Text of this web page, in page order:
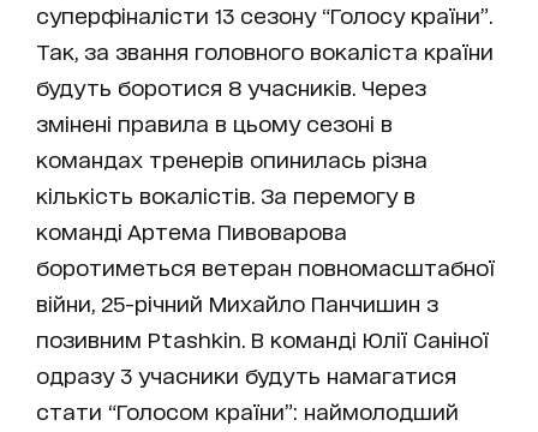
суперфіналісти 13 сезону “Голосу країни”.
Так, за звання головного вокаліста країни
будуть боротися 8 учасників. Через
змінені правила в цьому сезоні в
командах тренерів опинилась різна
кількість вокалістів. За перемогу в
команді Артема Пивоварова
боротиметься ветеран повномасштабної
війни, 25-річний Михайло Панчишин з
позивним Ptashkin. В команді Юлії Саніної
одразу 3 учасники будуть намагатися
стати “Голосом країни”: наймолодший